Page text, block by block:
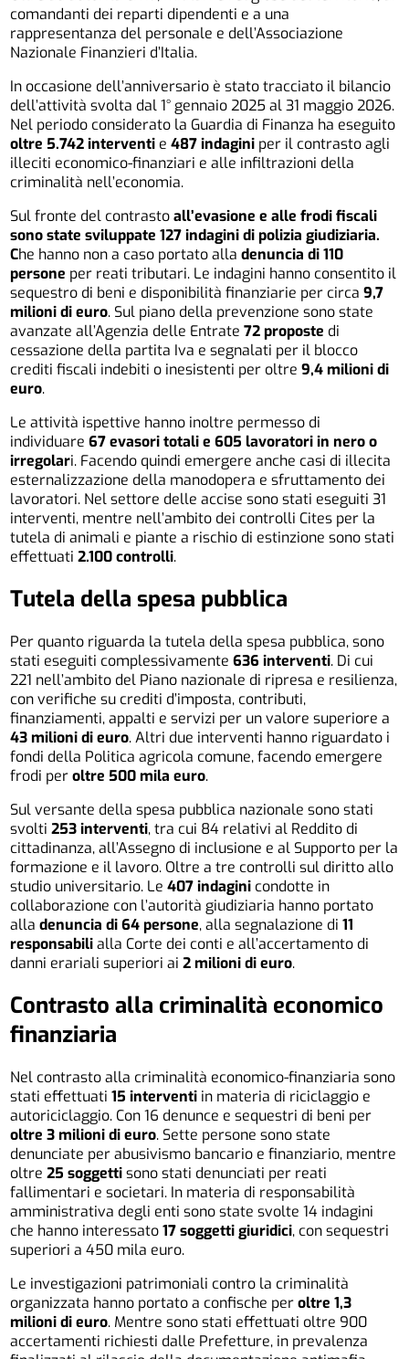
comandanti dei reparti dipendenti e a una
rappresentanza del personale e dell’Associazione
Nazionale Finanzieri d’Italia.
In occasione dell’anniversario è stato tracciato il bilancio
dell’attività svolta dal 1° gennaio 2025 al 31 maggio 2026.
Nel periodo considerato la Guardia di Finanza ha eseguito
oltre 5.742 interventi e487 indagini per il contrasto agli
illeciti economico-finanziari e alle infiltrazioni della
criminalità nell’economia.
Sul fronte del contrastoall’evasione e alle frodi fiscali
sono state sviluppate 127 indagini di polizia giudiziaria.
Che hanno non a caso portato alladenuncia di 110
persone per reati tributari. Le indagini hanno consentito il
sequestro di beni e disponibilità finanziarie per circa9,7
milioni di euro. Sul piano della prevenzione sono state
avanzate all’Agenzia delle Entrate 72 proposte di
cessazione della partita Iva e segnalati per il blocco
crediti fiscali indebiti o inesistenti per oltre9,4 milioni di
euro.
Le attività ispettive hanno inoltre permesso di
individuare 67 evasori totali e 605 lavoratori in nero o
irregolari. Facendo quindi emergere anche casi di illecita
esternalizzazione della manodopera e sfruttamento dei
lavoratori. Nel settore delle accise sono stati eseguiti 31
interventi, mentre nell’ambito dei controlli Cites per la
tutela di animali e piante a rischio di estinzione sono stati
effettuati2.100 controlli.
Tutela della spesa pubblica
Per quanto riguarda la tutela della spesa pubblica, sono
stati eseguiti complessivamente636 interventi. Di cui
221 nell’ambito del Piano nazionale di ripresa e resilienza,
con verifiche su crediti d’imposta, contributi,
finanziamenti, appalti e servizi per un valore superiore a
43 milioni di euro. Altri due interventi hanno riguardato i
fondi della Politica agricola comune, facendo emergere
frodi peroltre 500 mila euro.
Sul versante della spesa pubblica nazionale sono stati
svolti253 interventi, tra cui 84 relativi al Reddito di
cittadinanza, all’Assegno di inclusione e al Supporto per la
formazione e il lavoro. Oltre a tre controlli sul diritto allo
studio universitario. Le407 indagini condotte in
collaborazione con l’autorità giudiziaria hanno portato
alladenuncia di 64 persone, alla segnalazione di11
responsabilialla Corte dei conti e all’accertamento di
danni erariali superiori ai 2 milioni di euro.
Contrasto alla criminalità economico
finanziaria
Nel contrasto alla criminalità economico-finanziaria sono
stati effettuati15 interventi in materia di riciclaggio e
autoriciclaggio. Con 16 denunce e sequestri di beni per
oltre 3 milioni di euro. Sette persone sono state
denunciate per abusivismo bancario e finanziario, mentre
oltre25 soggettisono stati denunciati per reati
fallimentari e societari. In materia di responsabilità
amministrativa degli enti sono state svolte 14 indagini
che hanno interessato17 soggetti giuridici, con sequestri
superiori a 450 mila euro.
Le investigazioni patrimoniali contro la criminalità
organizzata hanno portato a confische peroltre 1,3
milioni di euro. Mentre sono stati effettuati oltre 900
accertamenti richiesti dalle Prefetture, in prevalenza